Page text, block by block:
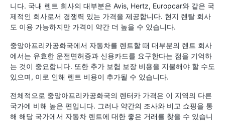
니다. 국내 렌트 회사의 대부분은 Avis, Hertz, Europcar와 같은 국
제적인 회사로서 경쟁력 있는 가격을 제공합니다. 현지 렌탈 회사
도 이용 가능하지만 가격이 약간 더 높을 수 있습니다.
중앙아프리카공화국에서 자동차를 렌트할 때 대부분의 렌트 회사
에서는 유효한 운전면허증과 신용카드를 요구한다는 점을 기억하
는 것이 중요합니다. 또한 추가 보험 보장 비용을 지불해야 할 수도
있으며, 이로 인해 렌트 비용이 추가될 수 있습니다.
전체적으로 중앙아프리카공화국의 렌터카 가격은 이 지역의 다른
국가에 비해 높은 편입니다. 그러나 약간의 조사와 비교 쇼핑을 통
해 해당 국가에서 자동차 렌트에 대한 좋은 거래를 찾을 수 있습니